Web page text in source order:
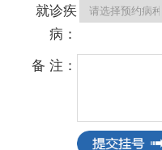
就诊疾
病：
备 注：